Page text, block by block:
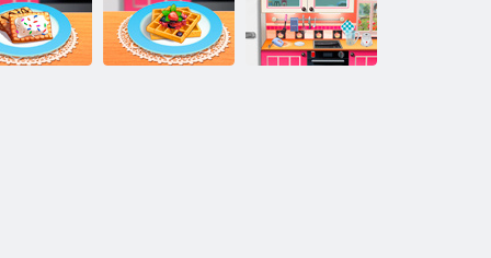
chef
bistro
Mix di Chef
Right
Cappelli di
cottura di Cindy